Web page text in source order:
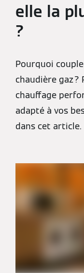
elle la
?
Pourquoi
chaudière gaz ?
chauffage
adapté à vos
dans cet article.